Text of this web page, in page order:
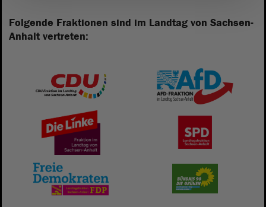
Folgende Fraktionen sind im Landtag von Sachsen-
Anhalt vertreten: